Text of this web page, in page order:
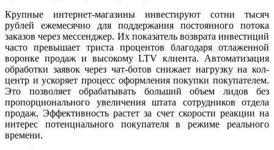
Крупные интернет-магазины инвестируют сотни тысяч
рублей ежемесячно для поддержания постоянного потока
заказов через мессенджер. Их показатель возврата инвестиций
часто превышает триста процентов благодаря отлаженной
воронке продаж и высокому LTV клиента. Автоматизация
обработки заявок через чат-ботов снижает нагрузку на кол-
центр и ускоряет процесс оформления покупки покупателем.
Это позволяет обрабатывать больший объем лидов без
пропорционального увеличения штата сотрудников отдела
продаж. Эффективность растет за счет скорости реакции на
интерес потенциального покупателя в режиме реального
времени.